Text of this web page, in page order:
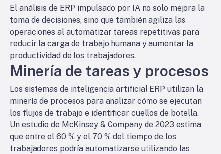
El análisis de ERP impulsado por IA no solo mejora la
toma de decisiones, sino que también agiliza las
operaciones al automatizar tareas repetitivas para
reducir la carga de trabajo humana y aumentar la
productividad de los trabajadores.
Minería de tareas y procesos
Los sistemas de inteligencia artificial ERP utilizan la
minería de procesos para analizar cómo se ejecutan
los flujos de trabajo e identificar cuellos de botella.
Un estudio de McKinsey & Company de 2023 estima
que entre el 60 % y el 70 % del tiempo de los
trabajadores podría automatizarse utilizando las